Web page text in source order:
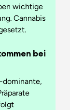
wichtige
Cannabis
bei
dominante,